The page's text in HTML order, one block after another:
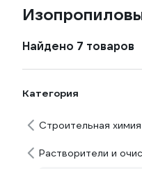
Найдено 7 товаров
Категория
Строительная химия
Растворители и